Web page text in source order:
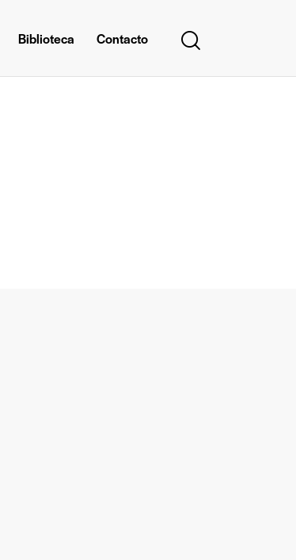
Biblioteca Contacto